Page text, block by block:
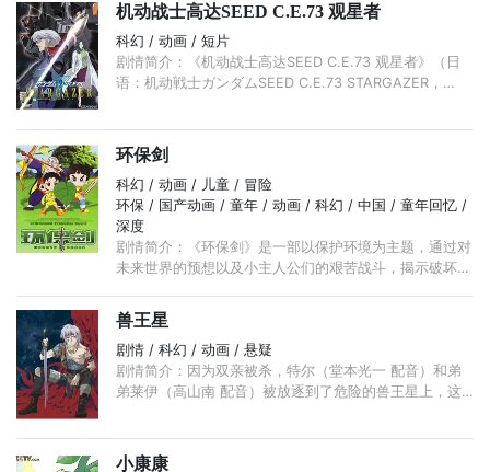
机动战士高达SEED C.E.73 观星者
科幻 / 动画 / 短片
剧情简介：《机动战士高达SEED C.E.73 观星者》（日
语：机动戦士ガンダムSEED C.E.73 STARGAZER，
高达系列动画的OVA剧集短片， ...
环保剑
科幻 / 动画 / 儿童 / 冒险
环保 / 国产动画 / 童年 / 动画 / 科幻 / 中国 / 童年回忆 /
深度
剧情简介：《环保剑》是一部以保护环境为主题，通过对
未来世界的预想以及小主人公们的艰苦战斗，揭示破坏环
头“黄旋风”； ...
兽王星
剧情 / 科幻 / 动画 / 悬疑
剧情简介：因为双亲被杀，特尔（堂本光一 配音）和弟
弟莱伊（高山南 配音）被放逐到了危险的兽王星上，这
小康康